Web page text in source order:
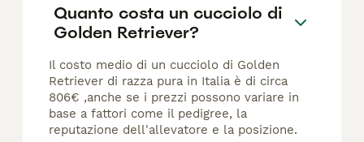
Quanto costa un cucciolo di
Golden Retriever?
Il costo medio di un cucciolo di Golden
Retriever di razza pura in Italia è di circa
806€ ,anche se i prezzi possono variare in
base a fattori come il pedigree, la
reputazione dell'allevatore e la posizione.